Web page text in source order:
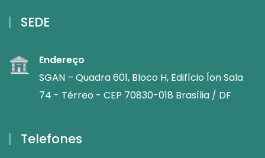
SEDE
Endereço
SGAN – Quadra 601, Bloco H, Edifício Íon Sala
74 - Térreo - CEP 70830-018 Brasília / DF
Telefones